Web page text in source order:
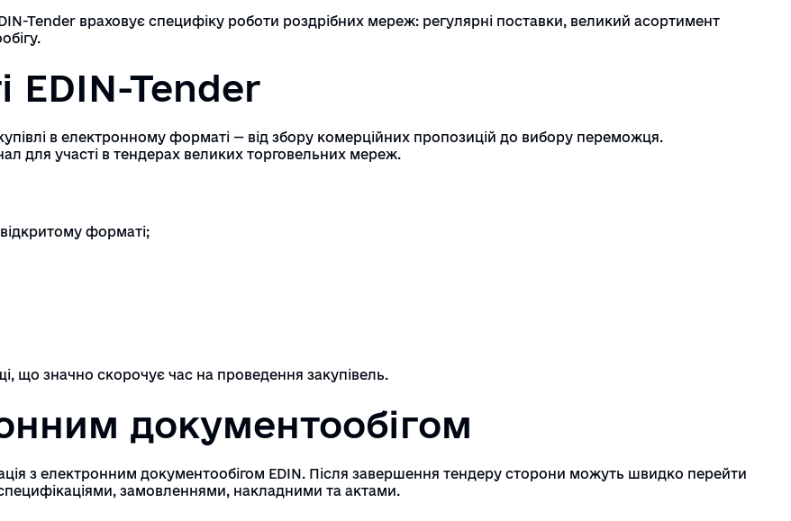
Tender враховує специфіку роботи роздрібних мереж: регулярні поставки, великий асортимент
EDIN-Tender
в електронному форматі — від збору комерційних пропозицій до вибору переможця.
для участі в тендерах великих торговельних мереж.
форматі;
що значно скорочує час на проведення закупівель.
документообігом
з електронним документообігом EDIN. Після завершення тендеру сторони можуть швидко перейти
замовленнями, накладними та актами.